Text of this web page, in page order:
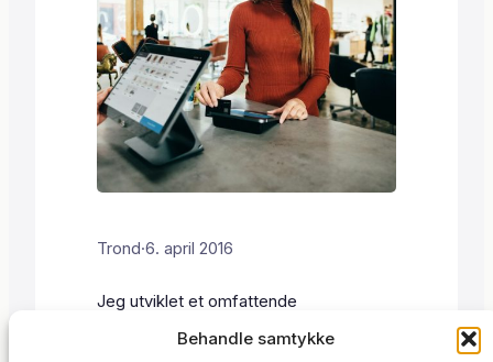
Behandle samtykke
Trond·6. april 2016
Jeg utviklet et omfattende
registrering og betaling til fysisk